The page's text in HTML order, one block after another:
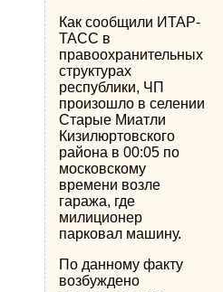
Как сообщили ИТАР-
ТАСС в
правоохранительных
структурах
республики, ЧП
произошло в селении
Старые Миатли
Кизилюртовского
района в 00:05 по
московскому
времени возле
гаража, где
милиционер
парковал машину.
По данному факту
возбуждено